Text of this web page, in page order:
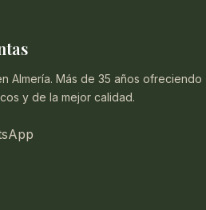
Almería. Más de 35 años ofreciendo
y de la mejor calidad.